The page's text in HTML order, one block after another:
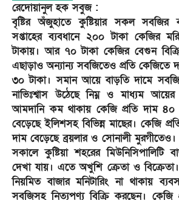
রেদোয়ানুল হক সবুজ :
বৃষ্টির অঁজুহাতে কুষ্টিয়ার সকল সবজির
সপ্তাহের ব্যবধানে ২০০ টাকা কেজির
টাকায়। আর ৭০ টাকা কেজির বেগুন
এছাড়াও অন্যান্য সবজিতেও প্রতি কেজিতে
৩০ টাকা। সমান আয়ে বাড়তি দামে
নাভিঃশ্বাস উঠেছে নিম্ন ও মাধ্যম
আমদানি কম থাকায় কেজি প্রতি দাম
বেড়েছে ইলিশসহ বিভিন্ন মাছের। কেজি
দাম বেড়েছে ব্রয়লার ও সোনালী
সকালে কুষ্টিয়া শহরের মিউনিসিপালিটি
দেখা যায়। এতে অখুশি ক্রেতা ও
নিয়মিত বাজার মনিটারিং না থাকায়
সবজিসহ নিত্যপণ্য বিক্রি করছেন। কেজি